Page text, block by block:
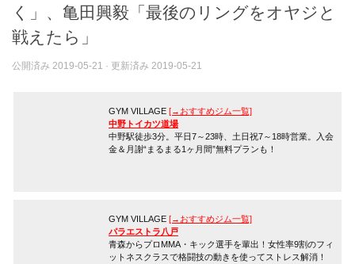
く」、亀田興毅「最後のリングをオヤジと
戦えたら」
公開済み 2019-05-21 · 更新済み 2019-05-21
GYM VILLAGE [→おすすめジム一覧]
中野トイカツ道場
中野駅徒歩3分。平日7～23時、土日祝7～18時営業。入会
金＆月謝“まるまる1ヶ月間”無料プランも！
GYM VILLAGE [→おすすめジム一覧]
パラエストラ八戸
青森からプロMMA・キック選手を輩出！女性率9割のフィ
ットネスクラスで格闘技の動きを使ってストレス解消！